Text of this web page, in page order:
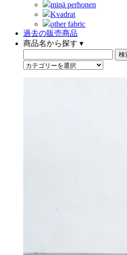
minä perhonen
Kvadrat
other fabric
過去の販売商品
商品名から探す ▾